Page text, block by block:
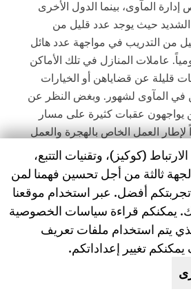
إدارة المآوى، بينما الدول الأخرى
الشديد حيث يوجد عدد قليل من
من التدريب في مواجهة عدد هائل
عاملات المنازل في تلك الأماكن
قليلة عن قضاياهن أو الخيارات
في المآوى لشهور. وبغض النظر عن
يواجهون عقبات كثيرة على مسار
لإطار العمل الخاص بالهجرة والعمل
المضيفة – لا سيما في سياق إطار
تحركه دوافع الأمن في مواجهة
الاحتجاز منها مآوى وملاجئ. إذ أن
ولا يمكن للعاملات مغادرتها
كمكان للتحفظ قبل الترحيل.
نظراً لنقص آليات الإبلاغ عن
Human Rights
(كوكيز)، وتقنيات التتبع،
لجهة ثالثة من أجل تحسين فهمنا لمن
أفضل. عبر استخدام موقعنا
يمكنكم قراءة سياسات الخصوصية
يتم استخدام ملفات تعريف
تغيير إعداداتكم.